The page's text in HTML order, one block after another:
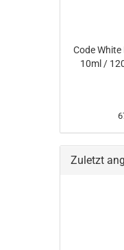
Nur 7,90 €
Code
10ml /
Zuletzt